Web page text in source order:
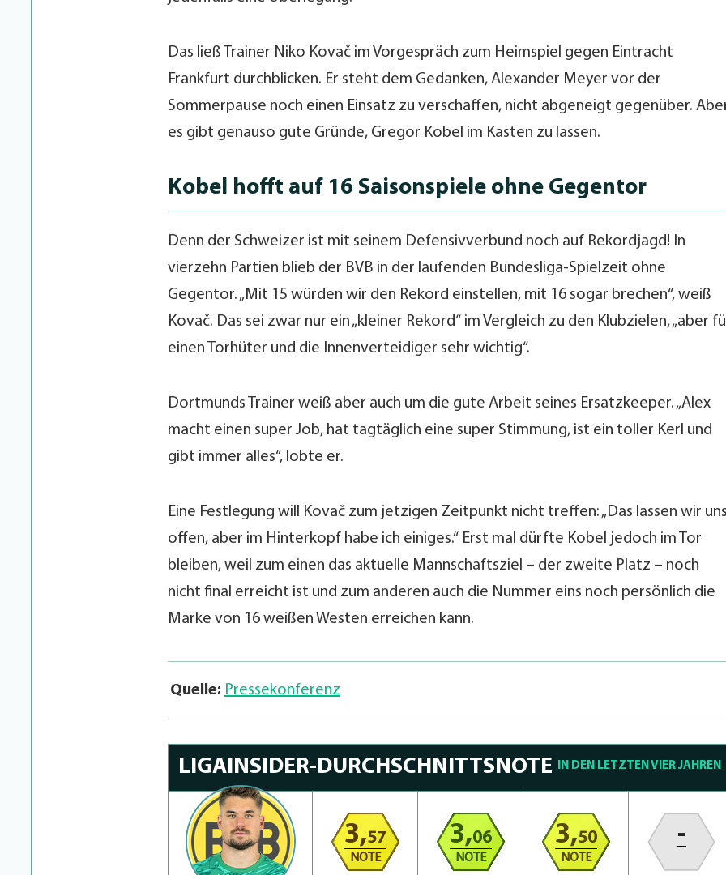
Das ließ Trainer Niko Kovač im Vorgespräch zum Heimspiel gegen Eintracht
Frankfurt durchblicken. Er steht dem Gedanken, Alexander Meyer vor der
Sommerpause noch einen Einsatz zu verschaffen, nicht abgeneigt gegenüber.
es gibt genauso gute Gründe, Gregor Kobel im Kasten zu lassen.
Kobel hofft auf 16 Saisonspiele ohne Gegentor
Denn der Schweizer ist mit seinem Defensivverbund noch auf Rekordjagd! In
vierzehn Partien blieb der BVB in der laufenden Bundesliga-Spielzeit ohne
Gegentor. „Mit 15 würden wir den Rekord einstellen, mit 16 sogar brechen“, weiß
Kovač. Das sei zwar nur ein „kleiner Rekord“ im Vergleich zu den Klubzielen, „aber
einen Torhüter und die Innenverteidiger sehr wichtig“.
Dortmunds Trainer weiß aber auch um die gute Arbeit seines Ersatzkeeper. „Alex
macht einen super Job, hat tagtäglich eine super Stimmung, ist ein toller Kerl und
gibt immer alles“, lobte er.
Eine Festlegung will Kovač zum jetzigen Zeitpunkt nicht treffen: „Das lassen wir
offen, aber im Hinterkopf habe ich einiges.“ Erst mal dürfte Kobel jedoch im Tor
bleiben, weil zum einen das aktuelle Mannschaftsziel – der zweite Platz – noch
nicht final erreicht ist und zum anderen auch die Nummer eins noch persönlich die
Marke von 16 weißen Westen erreichen kann.
Quelle: Pressekonferenz
LIGAINSIDER-DURCHSCHNITTSNOTE IN DEN LETZTEN VIER JAHREN
3,57
NOTE
3,06
NOTE
3,50
NOTE
-